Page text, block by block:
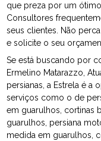
que preza por um
Consultores
seus clientes. Não
e solicite o seu
Se está buscando por
Ermelino Matarazzo,
persianas, a Estrela é a
serviços como o de
em guarulhos, cortinas
guarulhos, persiana
medida em guarulhos,